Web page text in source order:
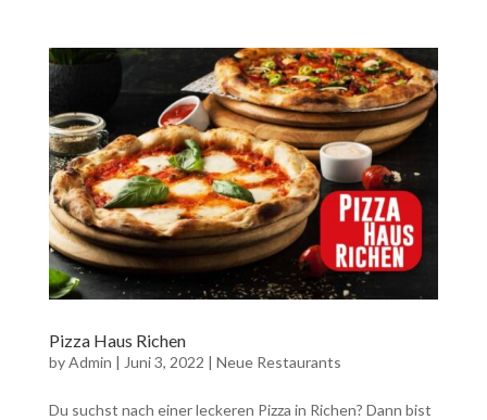
Pizza Haus Richen
byAdmin | Juni 3, 2022 | Neue Restaurants
Du suchst nach einer leckeren Pizza in Richen? Dann bist